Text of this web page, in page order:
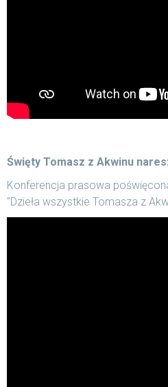
Święty Tomasz z Akwinu
Konferencja prasowa
"Dzieła wszystkie Tomasza z